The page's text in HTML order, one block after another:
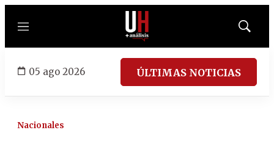
Menú
Mostrar
05 ago 2026 ÚLTIMAS NOTICIAS
Nacionales